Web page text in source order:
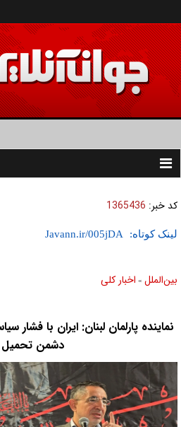
Toggle
کد خبر: 1365436
لینک کوتاه:
بين‌الملل » اخبار كلی
نماینده پارلمان لبنان: ایران با
دشمن تحمیل